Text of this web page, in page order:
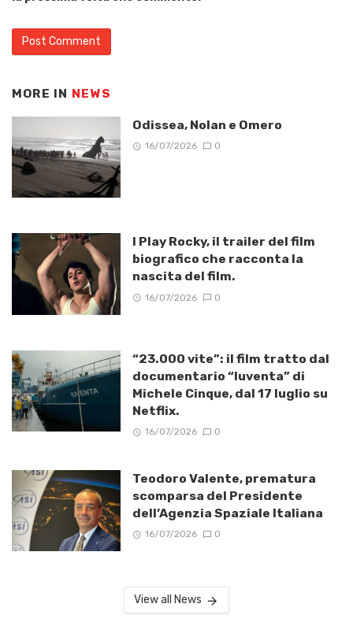
MORE IN NEWS
Odissea, Nolan e Omero
16/07/2026 0
I Play Rocky, il trailer del film
biografico che racconta la
nascita del film.
16/07/2026 0
“23.000 vite”: il film tratto dal
documentario “Iuventa” di
Michele Cinque, dal 17 luglio su
Netflix.
16/07/2026 0
Teodoro Valente, prematura
scomparsa del Presidente
dell’Agenzia Spaziale Italiana
16/07/2026 0
View all News